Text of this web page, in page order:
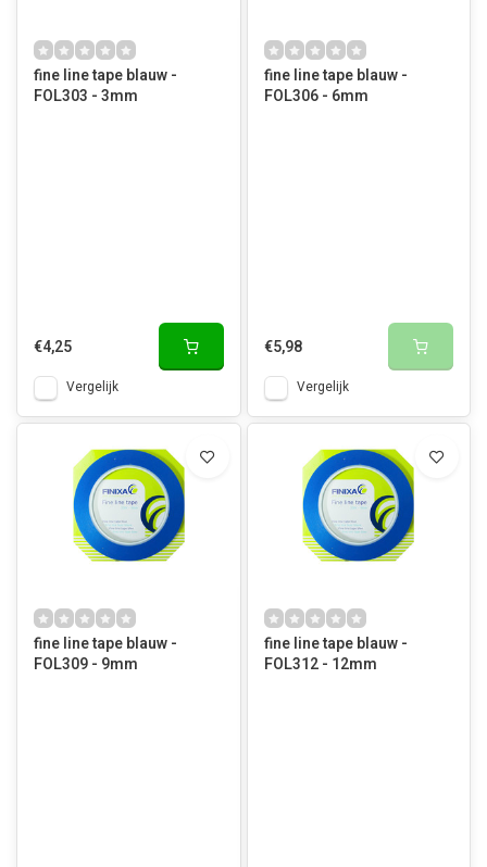
fine line tape blauw -
FOL303 - 3mm
€4,25
Vergelijk
fine line tape blauw -
FOL306 - 6mm
€5,98
Vergelijk
fine line tape blauw -
FOL309 - 9mm
fine line tape blauw -
FOL312 - 12mm